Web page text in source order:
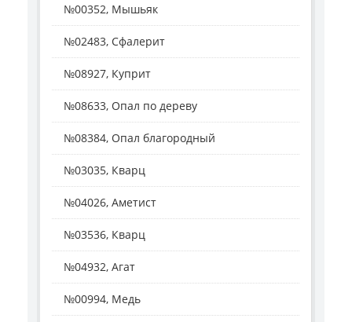
№00352, Мышьяк
№02483, Сфалерит
№08927, Куприт
№08633, Опал по дереву
№08384, Опал благородный
№03035, Кварц
№04026, Аметист
№03536, Кварц
№04932, Агат
№00994, Медь